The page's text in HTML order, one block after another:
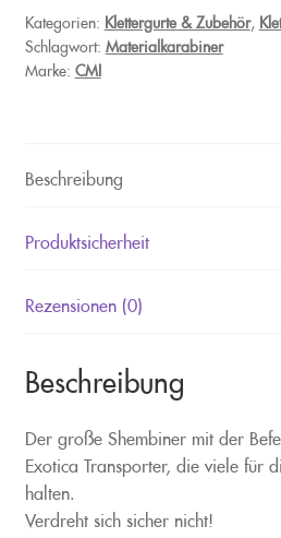
Kategorien:Klettergurte & Zubehör,
Schlagwort:Materialkarabiner
Marke:CMI
Beschreibung
Produktsicherheit
Rezensionen (0)
Beschreibung
Der große Shembiner mit der
Exotica Transporter, die viele für
halten.
Verdreht sich sicher nicht!